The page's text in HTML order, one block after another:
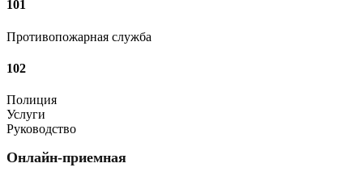
101
Противопожарная служба
102
Полиция
Услуги
Руководство
Онлайн-приемная